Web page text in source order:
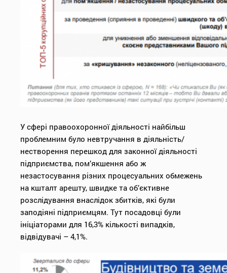
У сфері правоохоронної діяльності найбільш
проблемним було невтручання в діяльність/
нестворення перешкод для законної діяльності
підприємства, пом’якшення або ж
незастосування різних процесуальних обмежень
на кшталт арешту, швидке та об’єктивне
розслідування внаслідок збитків, які були
заподіяні підприємцям. Тут посадовці були
ініціаторами для 16,3% кількості випадків,
відвідувачі – 4,1%.